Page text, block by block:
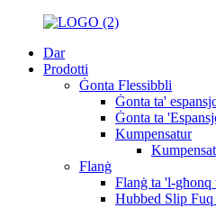
Dar
Prodotti
Ġonta Flessibbli
Ġonta ta'
Ġonta ta
Kumpensatur
Flanġ
Flanġ ta 'l-
Hubbed Slip Fuq